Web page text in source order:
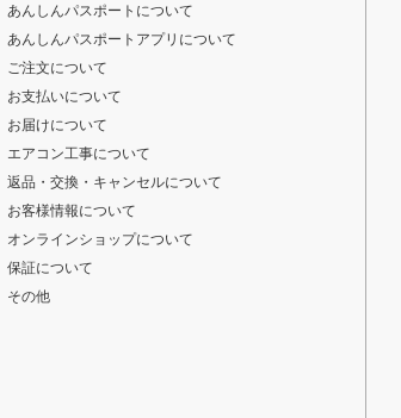
あんしんパスポートについて
あんしんパスポートアプリについて
ご注文について
お支払いについて
お届けについて
エアコン工事について
返品・交換・キャンセルについて
お客様情報について
オンラインショップについて
保証について
その他